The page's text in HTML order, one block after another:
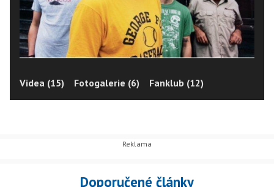
Videa (15) Fotogalerie (6) Fanklub (12)
Doporučené články